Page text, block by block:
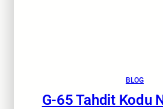
BLOG
G-65 Tahdit Kodu